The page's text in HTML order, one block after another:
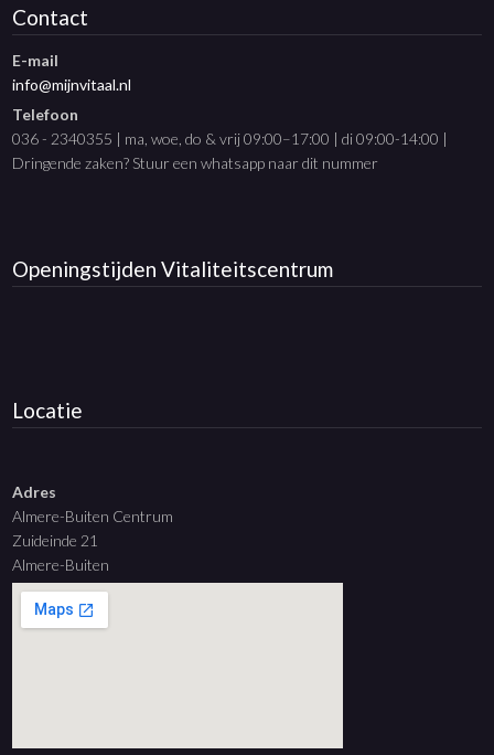
Contact
E-mail
info@mijnvitaal.nl
Telefoon
036 - 2340355 | ma, woe, do & vrij 09:00–17:00 | di 09:00-14:00 |
Dringende zaken? Stuur een whatsapp naar dit nummer
OpeningstijdenVitaliteitscentrum
Locatie
Adres
Almere-Buiten Centrum
Zuideinde 21
Almere-Buiten